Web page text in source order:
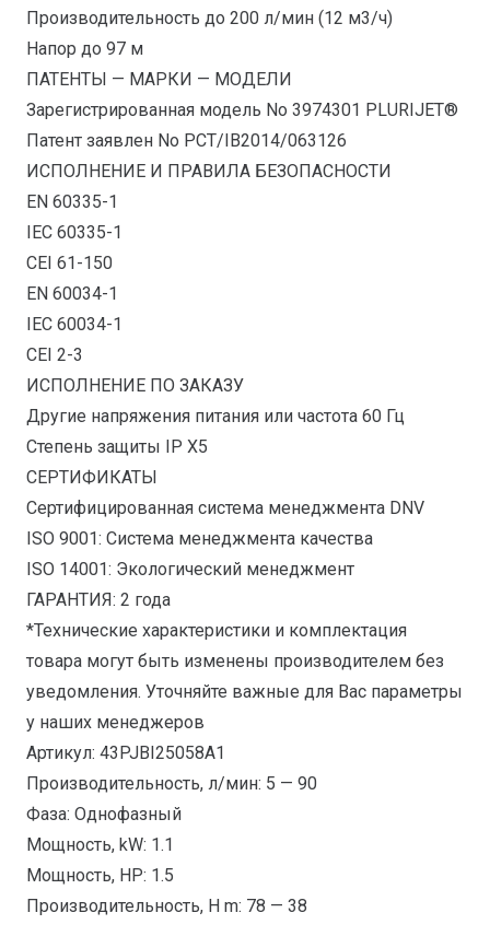
Производительность до 200 л/мин (12 м3/ч)
Напор до 97 м
ПАТЕНТЫ — МАРКИ — МОДЕЛИ
Зарегистрированная модель No 3974301 PLURIJET®
Патент заявлен No PCT/IB2014/063126
ИСПОЛНЕНИЕ И ПРАВИЛА БЕЗОПАСНОСТИ
EN 60335-1
IEC 60335-1
CEI 61-150
EN 60034-1
IEC 60034-1
CEI 2-3
ИСПОЛНЕНИЕ ПО ЗАКАЗУ
Другие напряжения питания или частота 60 Гц
Степень защиты IP X5
СЕРТИФИКАТЫ
Сертифицированная система менеджмента DNV
ISO 9001: Система менеджмента качества
ISO 14001: Экологический менеджмент
ГАРАНТИЯ: 2 года
*Технические характеристики и комплектация
товара могут быть изменены производителем без
уведомления. Уточняйте важные для Вас параметры
у наших менеджеров
Артикул: 43PJBI25058A1
Производительность, л/мин: 5 — 90
Фаза: Однофазный
Мощность, kW: 1.1
Мощность, HP: 1.5
Производительность, H m: 78 — 38